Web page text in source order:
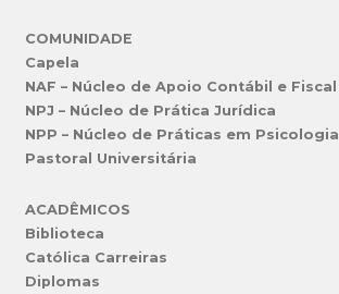
COMUNIDADE
Capela
NAF – Núcleo de Apoio Contábil e Fiscal
NPJ – Núcleo de Prática Jurídica
NPP – Núcleo de Práticas em Psicologia
Pastoral Universitária
ACADÊMICOS
Biblioteca
Católica Carreiras
Diplomas